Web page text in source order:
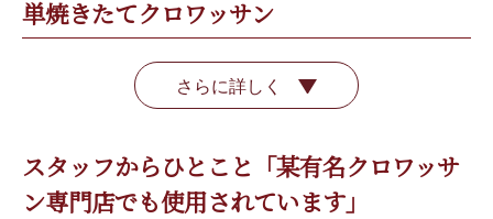
単焼きたてクロワッサン
さらに詳しく
スタッフからひとこと「某有名クロワッサ
ン専門店でも使用されています」